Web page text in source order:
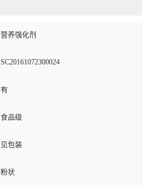
营养强化剂
SC20161072300024
有
食品级
见包装
粉状